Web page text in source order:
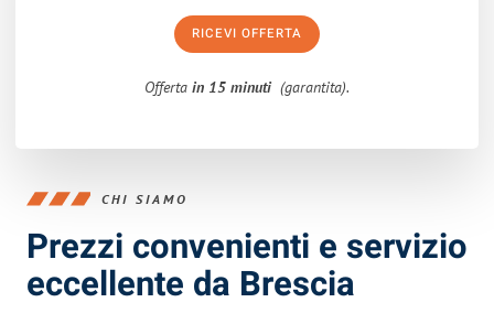
RICEVI OFFERTA
Offerta in 15 minuti (garantita).
CHI SIAMO
Prezzi convenienti e servizio
eccellente da Brescia